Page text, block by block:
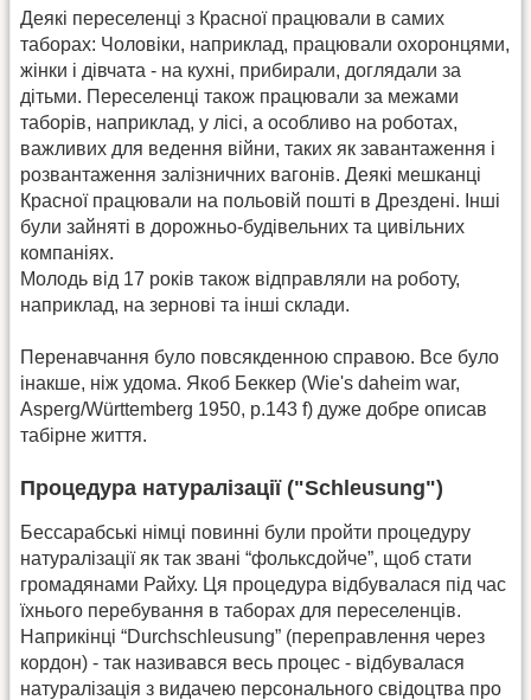
Деякі переселенці з Красної працювали в самих
таборах: Чоловіки, наприклад, працювали охоронцями,
жінки і дівчата - на кухні, прибирали, доглядали за
дітьми. Переселенці також працювали за межами
таборів, наприклад, у лісі, а особливо на роботах,
важливих для ведення війни, таких як завантаження і
розвантаження залізничних вагонів. Деякі мешканці
Красної працювали на польовій пошті в Дрездені. Інші
були зайняті в дорожньо-будівельних та цивільних
компаніях.
Молодь від 17 років також відправляли на роботу,
наприклад, на зернові та інші склади.
Перенавчання було повсякденною справою. Все було
інакше, ніж удома. Якоб Беккер (Wie's daheim war,
Asperg/Württemberg 1950, p.143 f) дуже добре описав
табірне життя.
Процедура натуралізації ("Schleusung")
Бессарабські німці повинні були пройти процедуру
натуралізації як так звані “фольксдойче”, щоб стати
громадянами Райху. Ця процедура відбувалася під час
їхнього перебування в таборах для переселенців.
Наприкінці “Durchschleusung” (переправлення через
кордон) - так називався весь процес - відбувалася
натуралізація з видачею персонального свідоцтва про